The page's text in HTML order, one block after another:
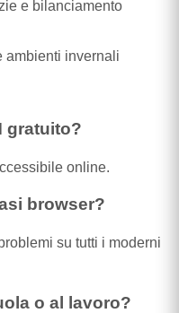
e bilanciamento
ambienti invernali
gratuito?
online.
browser?
su tutti i moderni
o al lavoro?